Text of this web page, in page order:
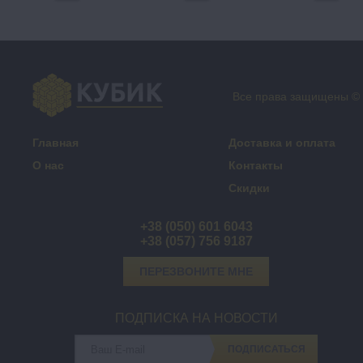
Все права защищены ©
Главная
О нас
Доставка и оплата
Контакты
Скидки
+38 (050) 601 6043
+38 (057) 756 9187
ПОДПИСКА НА НОВОСТИ